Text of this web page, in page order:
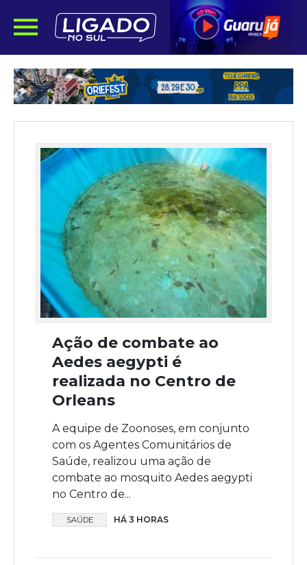
Ação de combate ao
Aedes aegypti é
realizada no Centro de
Orleans
A equipe de Zoonoses, em conjunto
com os Agentes Comunitários de
Saúde, realizou uma ação de
combate ao mosquito Aedes aegypti
no Centro de...
SAÚDE HÁ 3 HORAS